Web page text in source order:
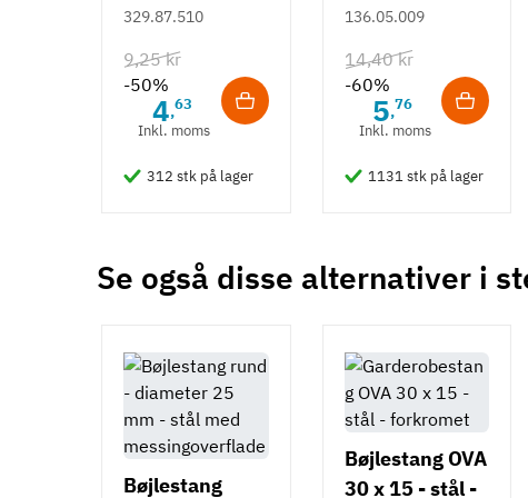
Duomatic SL -
329.87.510
9,25 kr
-50%
4,63
Inkl. moms
312 stk på lager
- rustfrit stål
136.05.009
14,40 kr
-60%
5,76
Inkl. moms
1131 stk på lager
Se også disse alternativer i
Bøjlestang
Bøjlestang OVA
30 x 15 - stål -